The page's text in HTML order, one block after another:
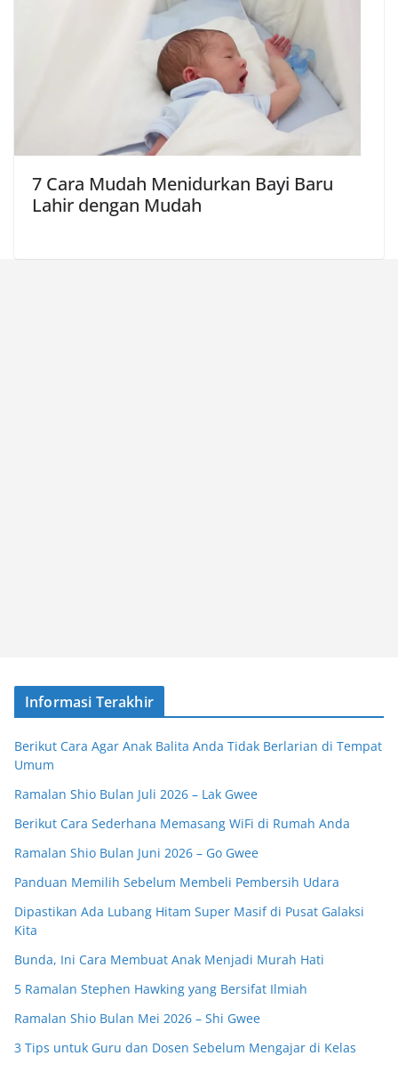
7 Cara Mudah Menidurkan Bayi Baru
Lahir dengan Mudah
Informasi Terakhir
Berikut Cara Agar Anak Balita Anda Tidak Berlarian di Tempat
Umum
Ramalan Shio Bulan Juli 2026 – Lak Gwee
Berikut Cara Sederhana Memasang WiFi di Rumah Anda
Ramalan Shio Bulan Juni 2026 – Go Gwee
Panduan Memilih Sebelum Membeli Pembersih Udara
Dipastikan Ada Lubang Hitam Super Masif di Pusat Galaksi
Kita
Bunda, Ini Cara Membuat Anak Menjadi Murah Hati
5 Ramalan Stephen Hawking yang Bersifat Ilmiah
Ramalan Shio Bulan Mei 2026 – Shi Gwee
3 Tips untuk Guru dan Dosen Sebelum Mengajar di Kelas